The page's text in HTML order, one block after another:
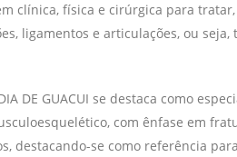
clínica, física e cirúrgica para
ligamentos e articulações, ou
DE GUACUI se destaca como
com ênfase em
destacando-se como referência